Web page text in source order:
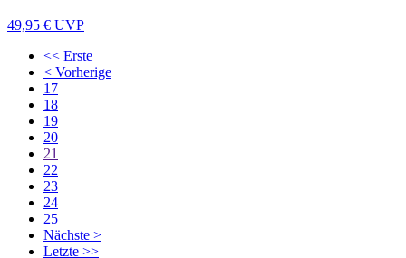
49,95 € UVP
<< Erste
< Vorherige
17
18
19
20
21
22
23
24
25
Nächste >
Letzte >>